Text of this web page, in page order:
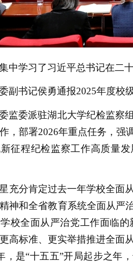
中学习了习近平总书记在二
副书记侯勇通报2025年度校
监委派驻湖北大学纪检监察
，部署2026年重点任务，强
征程纪检监察工作高质量
充分肯定过去一年学校全面
神和全省教育系统全面从严
校全面从严治党工作面临
高标准、更实举措推进全面
，是“十五五”开局起步之年